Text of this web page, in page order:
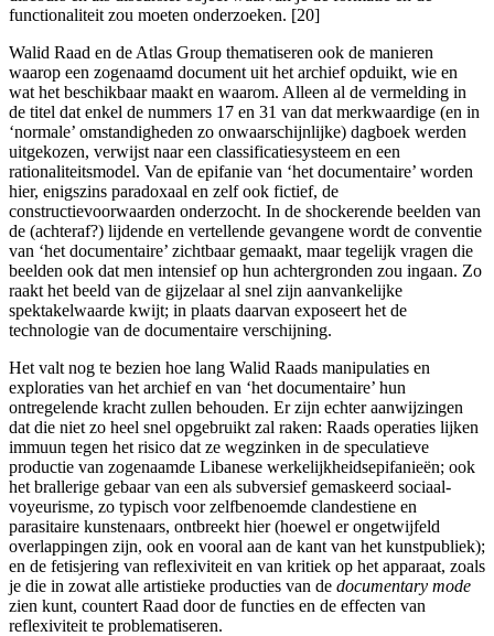
functionaliteit zou moeten onderzoeken. [20]
Walid Raad en de Atlas Group thematiseren ook de manieren
waarop een zogenaamd document uit het archief opduikt, wie en
wat het beschikbaar maakt en waarom. Alleen al de vermelding in
de titel dat enkel de nummers 17 en 31 van dat merkwaardige (en in
‘normale’ omstandigheden zo onwaarschijnlijke) dagboek werden
uitgekozen, verwijst naar een classificatiesysteem en een
rationaliteitsmodel. Van de epifanie van ‘het documentaire’ worden
hier, enigszins paradoxaal en zelf ook fictief, de
constructievoorwaarden onderzocht. In de shockerende beelden van
de (achteraf?) lijdende en vertellende gevangene wordt de conventie
van ‘het documentaire’ zichtbaar gemaakt, maar tegelijk vragen die
beelden ook dat men intensief op hun achtergronden zou ingaan. Zo
raakt het beeld van de gijzelaar al snel zijn aanvankelijke
spektakelwaarde kwijt; in plaats daarvan exposeert het de
technologie van de documentaire verschijning.
Het valt nog te bezien hoe lang Walid Raads manipulaties en
exploraties van het archief en van ‘het documentaire’ hun
ontregelende kracht zullen behouden. Er zijn echter aanwijzingen
dat die niet zo heel snel opgebruikt zal raken: Raads operaties lijken
immuun tegen het risico dat ze wegzinken in de speculatieve
productie van zogenaamde Libanese werkelijkheidsepifanieën; ook
het brallerige gebaar van een als subversief gemaskeerd sociaal-
voyeurisme, zo typisch voor zelfbenoemde clandestiene en
parasitaire kunstenaars, ontbreekt hier (hoewel er ongetwijfeld
overlappingen zijn, ook en vooral aan de kant van het kunstpubliek);
en de fetisjering van reflexiviteit en van kritiek op het apparaat, zoals
je die in zowat alle artistieke producties van de documentary mode
zien kunt, countert Raad door de functies en de effecten van
reflexiviteit te problematiseren.